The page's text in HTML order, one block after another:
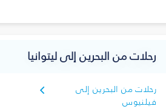
رحلات من البحرين إلى ليتوانيا
رحلات من البحرين إلى
فيلنيوس